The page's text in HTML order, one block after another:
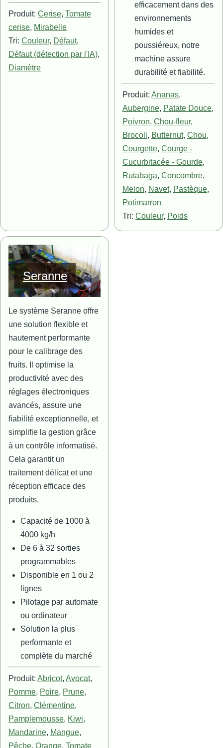
Produit: Cerise, Tomate
cerise, Mirabelle
Tri: Couleur, Défaut,
Défaut (détection par l'IA),
Diamètre
efficacement dans des
environnements
humides et
poussiéreux, notre
machine assure
durabilité et fiabilité.
Produit: Ananas,
Aubergine, Patate Douce,
Poivron, Chou-fleur,
Brocoli, Butternut, Chou,
Courgette, Courge -
Cucurbitacée - Gourde,
Rutabaga, Concombre,
Melon, Navet, Pastèque,
Potimarron
Tri: Couleur, Poids
Image
Seranne
Le système Seranne offre
une solution flexible et
hautement performante
pour le calibrage des
fruits. Il optimise la
productivité avec des
réglages électroniques
avancés, assure une
fiabilité exceptionnelle, et
simplifie la gestion grâce
à un contrôle informatisé.
Cela garantit un
traitement délicat et une
réception efficace des
produits.
Capacité de 1000 à
4000 kg/h
De 6 à 32 sorties
programmables
Disponible en 1 ou 2
lignes
Pilotage par automate
ou ordinateur
Solution la plus
performante et
complète du marché
Produit: Abricot, Avocat,
Pomme, Poire, Prune,
Citron, Clémentine,
Pamplemousse, Kiwi,
Mandarine, Mangue,
Pêche, Orange, Tomate